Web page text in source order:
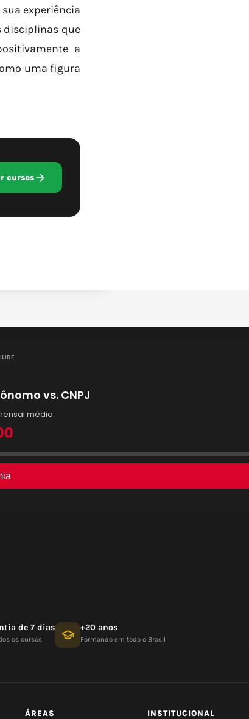
experiência
disciplinas que
a
uma figura
cursos
de 7 dias
os cursos
+20 anos
Formando em todo o Brasil
ÁREAS INSTITUCIONAL